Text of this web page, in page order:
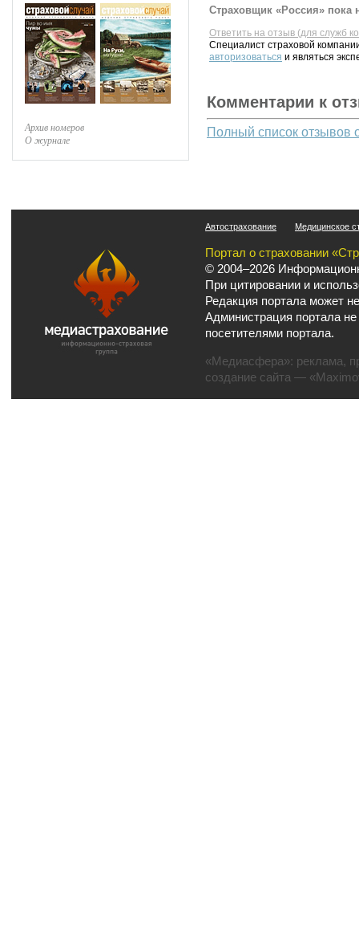
Архив номеров
О журнале
Страховщик «Россия» пока
Ответить на отзыв (для служб
Специалист страховой
авторизоваться и являться
Комментарии к
Полный список отзывов
Автострахование Медицинское
Портал о страховании
© 2004–2026
При цитировании и
Редакция портала может
Администрация портала
посетителями портала.
«Медиасфера»: реклама,
создание сайта —